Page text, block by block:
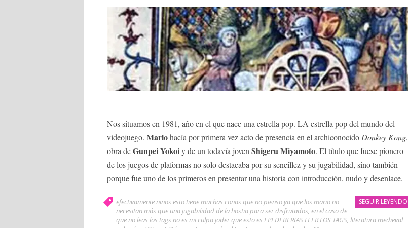
Nos situamos en 1981, año en el que nace una estrella pop. LA estrella pop del mundo del
videojuego. Mariohacía por primera vez acto de presencia en el archiconocido Donkey Kong,
obra deGunpei Yokoiy de un todavía joven Shigeru Miyamoto. El título que fuese pionero
de los juegos de plaformas no solo destacaba por su sencillez y su jugabilidad, sino también
porque fue uno de los primeros en presentar una historia con introducción, nudo y desenlace.
SEGUIR LEYENDO
efectivamente niños esto tiene muchas coñas que no pienso ya que los mario no
necesitan más que una jugabilidad de la hostia para ser disfrutados, en el caso de
que no leas los tags no es mi culpa joder que esto es EPI DEBERIAS LEER LOS TAGS, literatura medieval